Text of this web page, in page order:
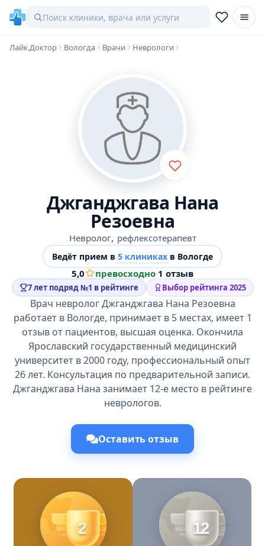
Лайк.Доктор Вологда Врачи Неврологи
Джганджгава Нана
Резоевна
Невролог, рефлексотерапевт
Ведёт прием в 5 клиниках в Вологде
5,0 превосходно·1 отзыв
7 лет подряд №1 в рейтинге Выбор рейтинга 2025
Врач невролог Джганджгава Нана Резоевна
работает в Вологде, принимает в 5 местах, имеет 1
отзыв от пациентов, высшая оценка. Окончила
Ярославский государственный медицинский
университет в 2000 году, профессиональный опыт
26 лет. Консультация по предварительной записи.
Джганджгава Нана занимает 12-е место в рейтинге
неврологов.
Оставить отзыв
2 12